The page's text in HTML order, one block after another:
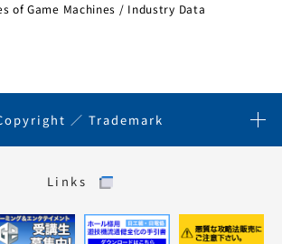
of Game Machines / Industry Data
／ Trademark
Links